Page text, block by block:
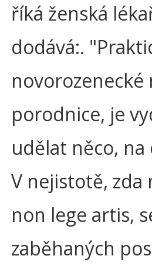
říká ženská
dodává:.
porodnice, je
udělat něco, na
V nejistotě,
non lege artis,
zaběhaných